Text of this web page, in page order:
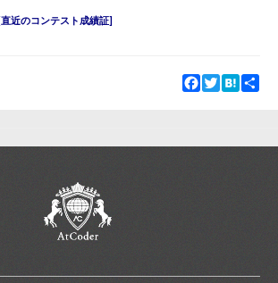
直近のコンテスト成績証
Facebook
TwitterHatena